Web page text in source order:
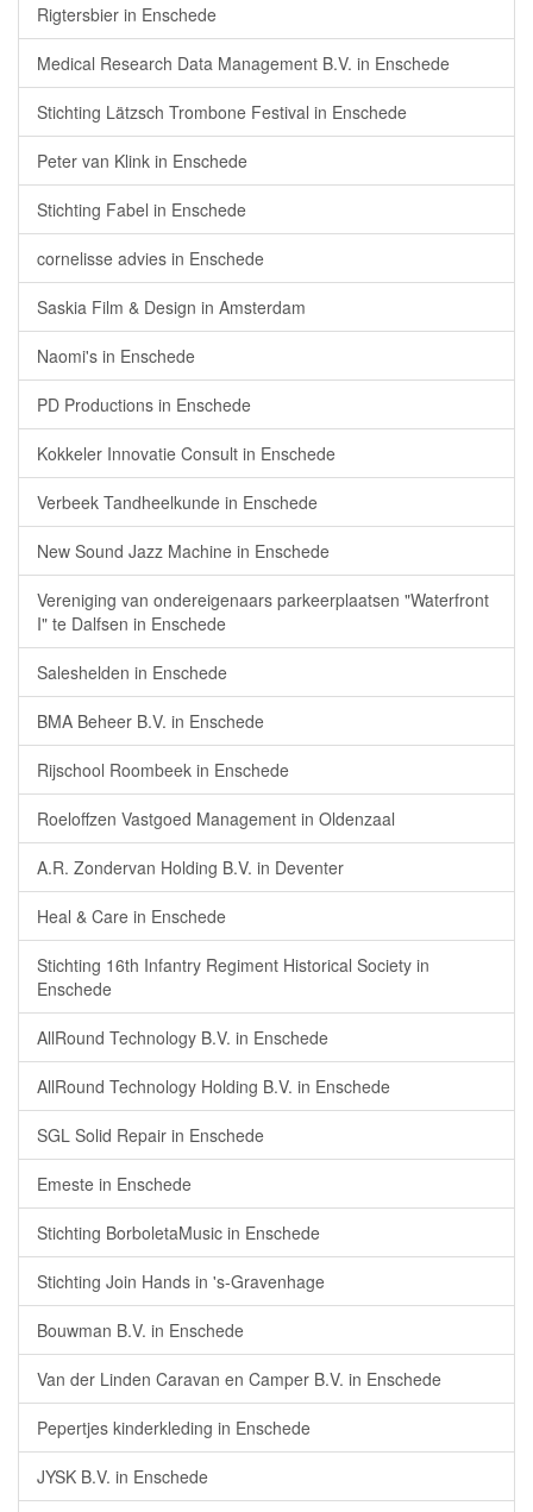
Rigtersbier in Enschede
Medical Research Data Management B.V. in Enschede
Stichting Lätzsch Trombone Festival in Enschede
Peter van Klink in Enschede
Stichting Fabel in Enschede
cornelisse advies in Enschede
Saskia Film & Design in Amsterdam
Naomi's in Enschede
PD Productions in Enschede
Kokkeler Innovatie Consult in Enschede
Verbeek Tandheelkunde in Enschede
New Sound Jazz Machine in Enschede
Vereniging van ondereigenaars parkeerplaatsen "Waterfront
I" te Dalfsen in Enschede
Saleshelden in Enschede
BMA Beheer B.V. in Enschede
Rijschool Roombeek in Enschede
Roeloffzen Vastgoed Management in Oldenzaal
A.R. Zondervan Holding B.V. in Deventer
Heal & Care in Enschede
Stichting 16th Infantry Regiment Historical Society in
Enschede
AllRound Technology B.V. in Enschede
AllRound Technology Holding B.V. in Enschede
SGL Solid Repair in Enschede
Emeste in Enschede
Stichting BorboletaMusic in Enschede
Stichting Join Hands in 's-Gravenhage
Bouwman B.V. in Enschede
Van der Linden Caravan en Camper B.V. in Enschede
Pepertjes kinderkleding in Enschede
JYSK B.V. in Enschede